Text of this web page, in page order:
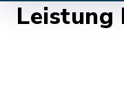
Leistung